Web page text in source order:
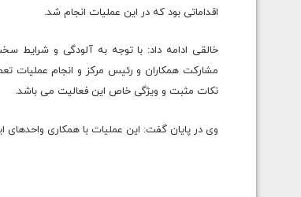
اقداماتی بود که در این عملیات انجام شد.
خالقی ادامه داد: با توجه به آلودگی و شرایط
مشارکت همکاران و رئیس مرکز و انجام عملیات
نکات مثبت و ویژگی خاص این فعالیت می باشد.
وی در پایان گفت: این عملیات با همکاری واحدهای